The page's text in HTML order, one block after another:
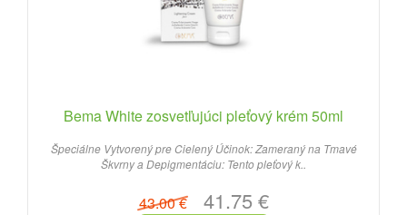
Bema White zosvetľujúci pleťový krém 50ml
Špeciálne Vytvorený pre Cielený Účinok: Zameraný na Tmavé
Škvrny a Depigmentáciu: Tento pleťový k..
43.00 €41.75 €